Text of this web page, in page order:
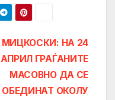
МИЦКОСКИ: НА 24
АПРИЛ ГРАЃАНИТЕ
МАСОВНО ДА СЕ
ОБЕДИНАТ ОКОЛУ